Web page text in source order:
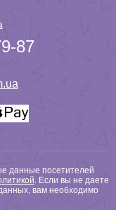
87
данные посетителей
. Если вы не даете
вам необходимо